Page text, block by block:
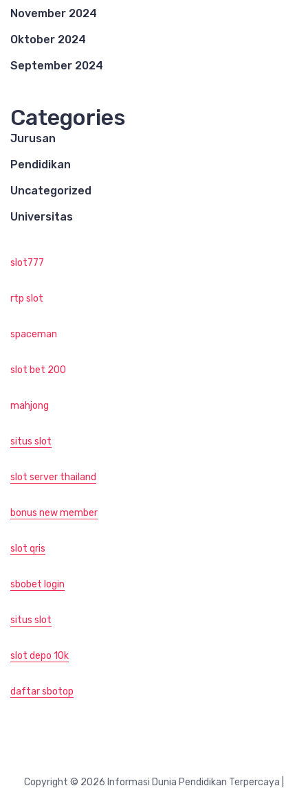
November 2024
Oktober 2024
September 2024
Categories
Jurusan
Pendidikan
Uncategorized
Universitas
slot777
rtp slot
spaceman
slot bet 200
mahjong
situs slot
slot server thailand
bonus new member
slot qris
sbobet login
situs slot
slot depo 10k
daftar sbotop
Copyright © 2026 Informasi Dunia Pendidikan Terpercaya |